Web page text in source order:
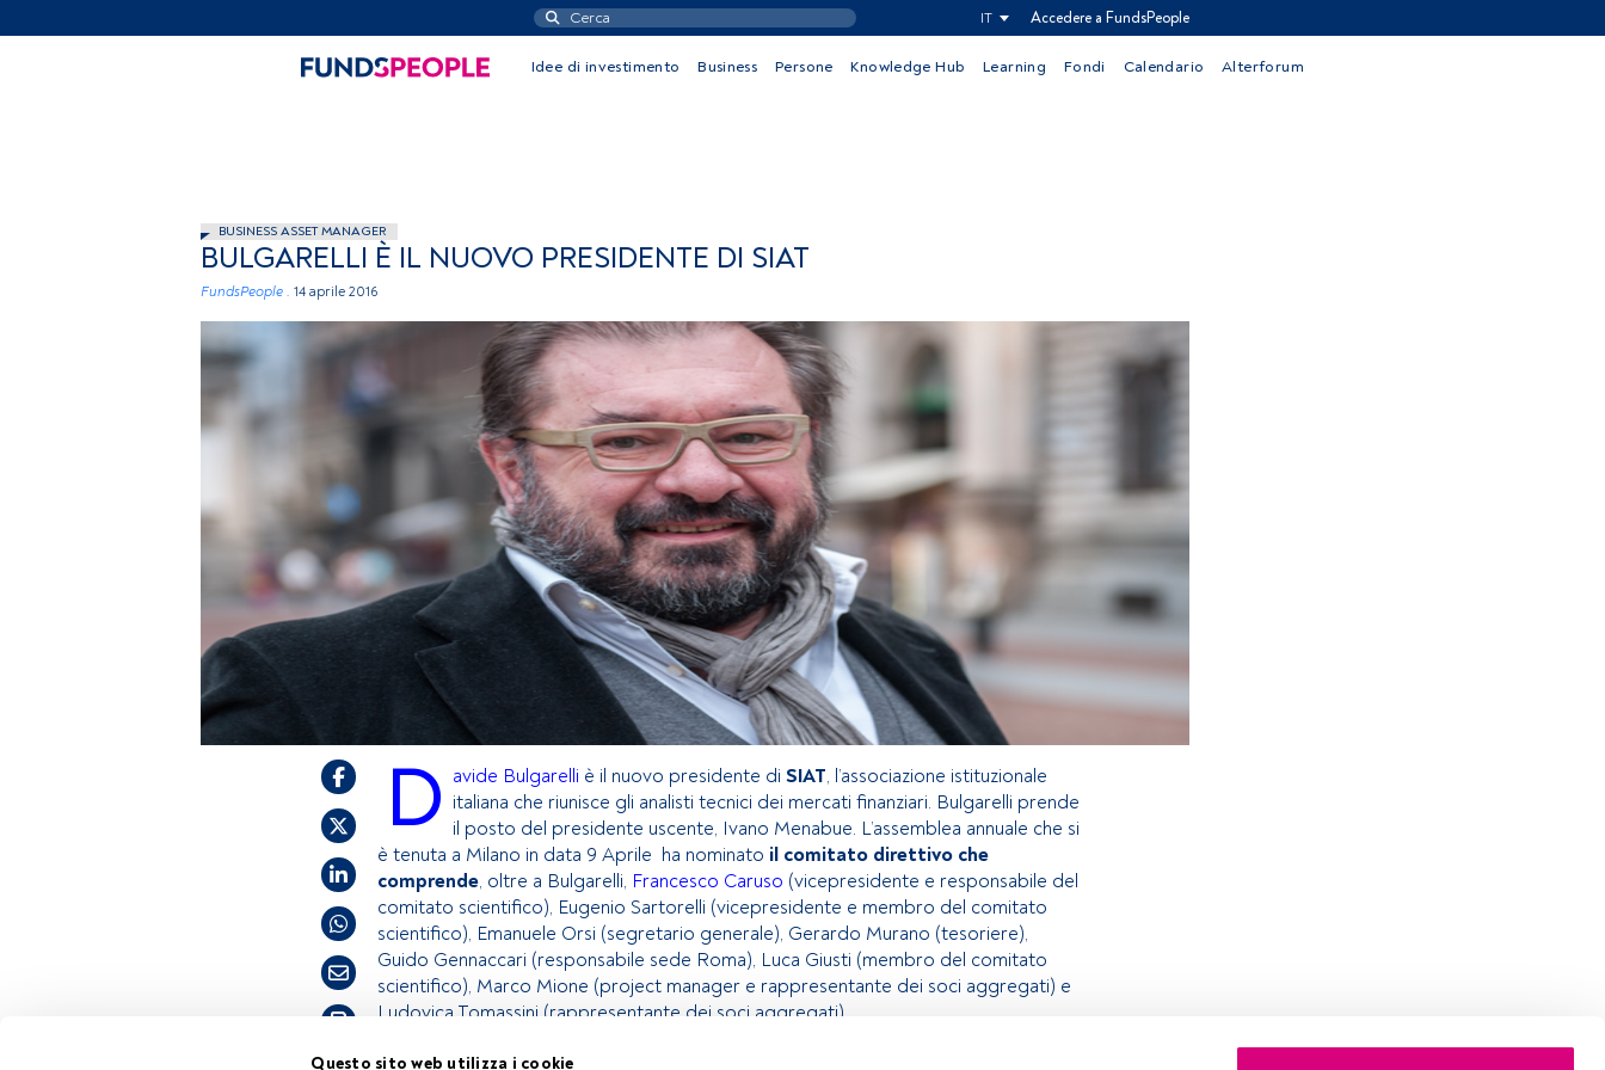
Questo sito web utilizza i cookie
IT Accedere a FundsPeople
Idee di investimento Business Persone Knowledge Hub Learning Fondi Calendario Alterforum
BUSINESS ASSET MANAGER
BULGARELLI È IL NUOVO PRESIDENTE DI SIAT
FundsPeople . 14 aprile 2016
Tempo di lettura:1 min.
D avide Bulgarelli è il nuovo presidente di SIAT, l’associazione istituzionale
italiana che riunisce gli analisti tecnici dei mercati finanziari. Bulgarelli prende
il posto del presidente uscente, Ivano Menabue. L’assemblea annuale che si
è tenuta a Milano in data 9 Aprile ha nominato il comitato direttivo che
comprende, oltre a Bulgarelli, Francesco Caruso (vicepresidente e responsabile del
comitato scientifico), Eugenio Sartorelli (vicepresidente e membro del comitato
scientifico), Emanuele Orsi (segretario generale), Gerardo Murano (tesoriere),
Guido Gennaccari (responsabile sede Roma), Luca Giusti (membro del comitato
scientifico), Marco Mione (project manager e rappresentante dei soci aggregati) e
Ludovica Tomassini (rappresentante dei soci aggregati).